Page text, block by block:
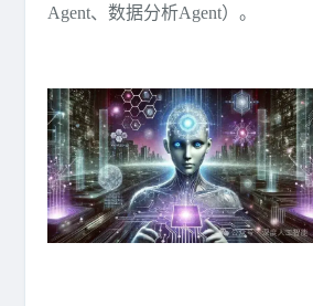
Agent、数据分析Agent）。